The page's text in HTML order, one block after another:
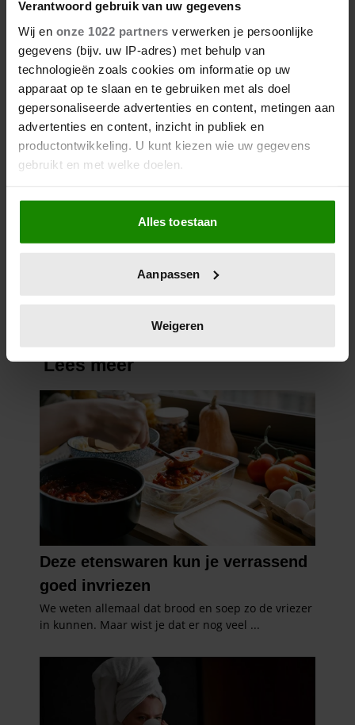
Verantwoord gebruik van uw gegevens
Wij en onze 1022 partners verwerken je persoonlijke
gegevens (bijv. uw IP-adres) met behulp van
technologieën zoals cookies om informatie op uw
apparaat op te slaan en te gebruiken met als doel
gepersonaliseerde advertenties en content, metingen aan
advertenties en content, inzicht in publiek en
productontwikkeling. U kunt kiezen wie uw gegevens
gebruikt en met welke doelen.
Als u het toestaat, willen we ook graag:
Informatie verzamelen over uw geografische
locatie, die tot een paar meter nauwkeurig kan zijn
scannen op specifieke eigenschappen (fingerprinting)
verwerkt en stel uw voorkeuren in het
intrekken in de Cookieverklaring.
We gebruiken cookies om content en advertenties te
personaliseren, om functies voor social media te bieden
en om ons websiteverkeer te analyseren. Ook delen we
informatie over uw gebruik van onze site met onze
partners voor social media, adverteren en analyse. Deze
partners kunnen deze gegevens combineren met andere
informatie die u aan ze heeft verstrekt of die ze hebben
verzameld op basis van uw gebruik van hun services. U
gebruiken.
Alles toestaan
Aanpassen
Weigeren
Kun jij moeilijk dingen
weggooien? Dit is waarom